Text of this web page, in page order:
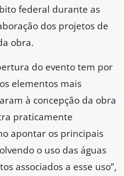
federal durante as
dos projetos de
obra.
do evento tem por
elementos mais
à concepção da obra
praticamente
apontar os principais
o uso das águas
associados a esse uso”,